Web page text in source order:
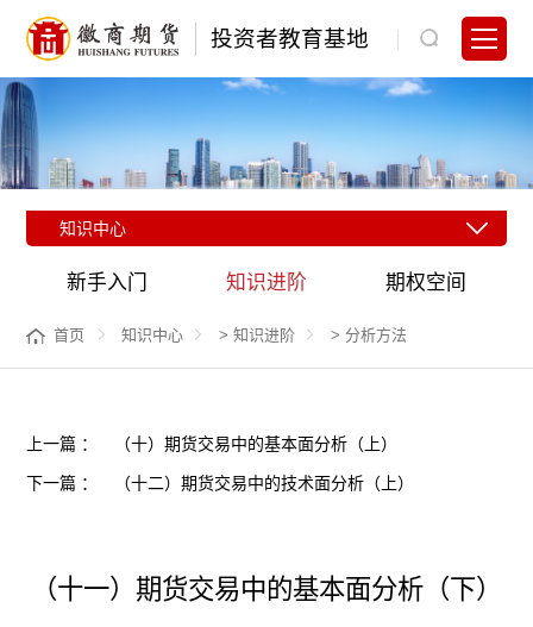
投资者教育基地
知识中心
新手入门 知识进阶 期权空间
首页 知识中心 > 知识进阶 > 分析方法
上一篇 ： （十）期货交易中的基本面分析（上）
下一篇 ： （十二）期货交易中的技术面分析（上）
（十一）期货交易中的基本面分析（下）